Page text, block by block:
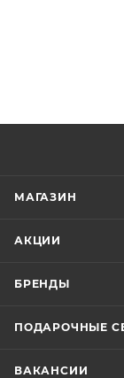
МАГАЗИН
АКЦИИ
БРЕНДЫ
ПОДАРОЧНЫЕ
ВАКАНСИИ